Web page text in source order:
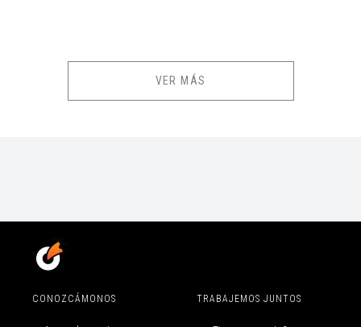
Hanson vuelve a Chile para reencontrarse con sus fans luego de 5
-Pre venta Exclusiva para el fanclub Sábado 15 de Enero a las
13:00 hrs ingresando el código secreto ( máximo 200 tickets solo
en sector cancha ), posterior a los 200 tickets seguirá la venta
VER MÁS
CONOZCÁMONOS TRABAJEMOS JUNTOS